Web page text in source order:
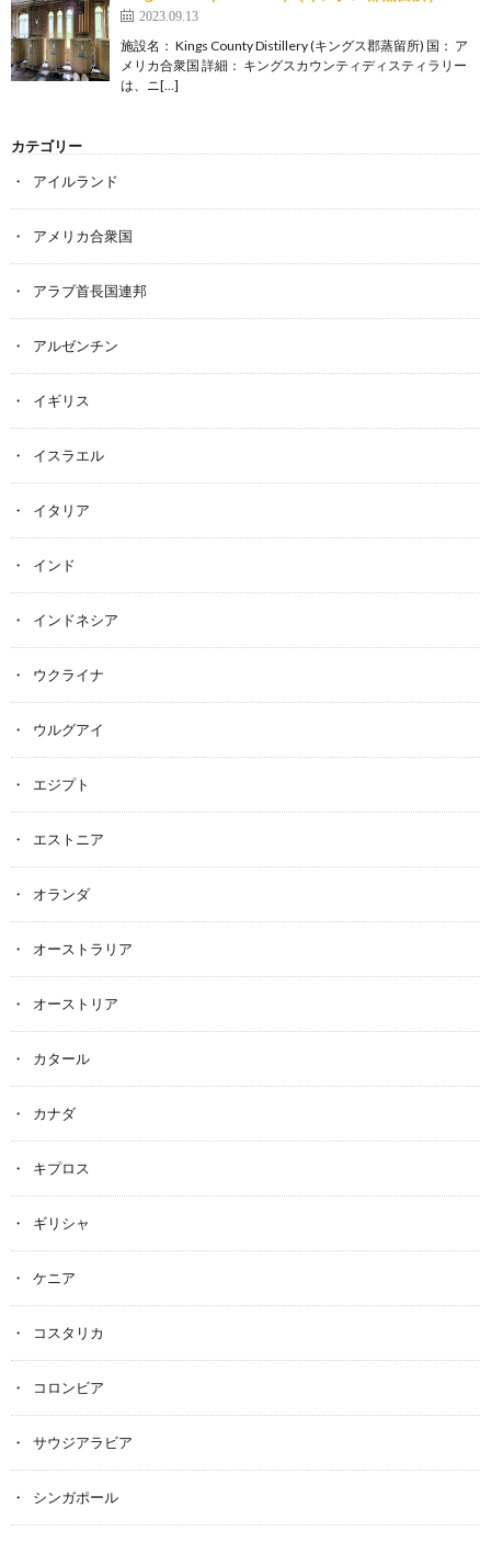
2023.09.13
施設名： Kings County Distillery (キングス郡蒸留所) 国： ア
メリカ合衆国 詳細： キングスカウンティディスティラリー
は、ニ[…]
カテゴリー
アイルランド
アメリカ合衆国
アラブ首長国連邦
アルゼンチン
イギリス
イスラエル
イタリア
インド
インドネシア
ウクライナ
ウルグアイ
エジプト
エストニア
オランダ
オーストラリア
オーストリア
カタール
カナダ
キプロス
ギリシャ
ケニア
コスタリカ
コロンビア
サウジアラビア
シンガポール